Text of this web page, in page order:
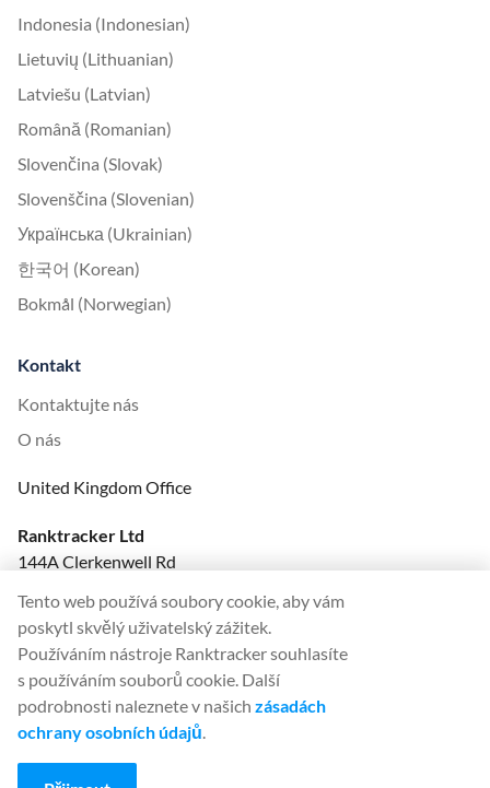
Indonesia (Indonesian)
Lietuvių (Lithuanian)
Latviešu (Latvian)
Română (Romanian)
Slovenčina (Slovak)
Slovenščina (Slovenian)
Українська (Ukrainian)
한국어 (Korean)
Bokmål (Norwegian)
Kontakt
Kontaktujte nás
O nás
United Kingdom Office
Ranktracker Ltd
144A Clerkenwell Rd
Company No: 08820809
felix@ranktracker.com
2015 -2026© Ranktracker. All Rights Reserved.
Tento web používá soubory cookie, aby vám
poskytl skvělý uživatelský zážitek.
Používáním nástroje Ranktracker souhlasíte
s používáním souborů cookie. Další
podrobnosti naleznete v našich zásadách
ochrany osobních údajů.